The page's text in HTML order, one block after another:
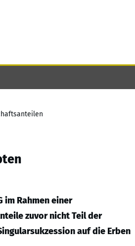
im Rahmen einer
zuvor nicht Teil der
auf die Erben